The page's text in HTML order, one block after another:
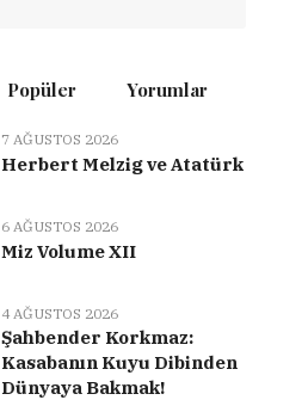
Popüler Yorumlar
7 AĞUSTOS 2026
Herbert Melzig ve Atatürk
6 AĞUSTOS 2026
Miz Volume XII
4 AĞUSTOS 2026
Şahbender Korkmaz:
Kasabanın Kuyu Dibinden
Dünyaya Bakmak!